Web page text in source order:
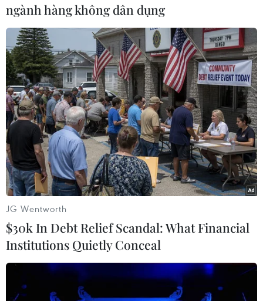
#Fabio Capello #Cristiano Ronaldo
#Chấn thương
#World Cup 2014
Bồ Đào Nha Nga
Theo dõi VietnamPlus
ngành hàng không dân dụng
JG Wentworth
$30k In Debt Relief Scandal: What Financial
Institutions Quietly Conceal